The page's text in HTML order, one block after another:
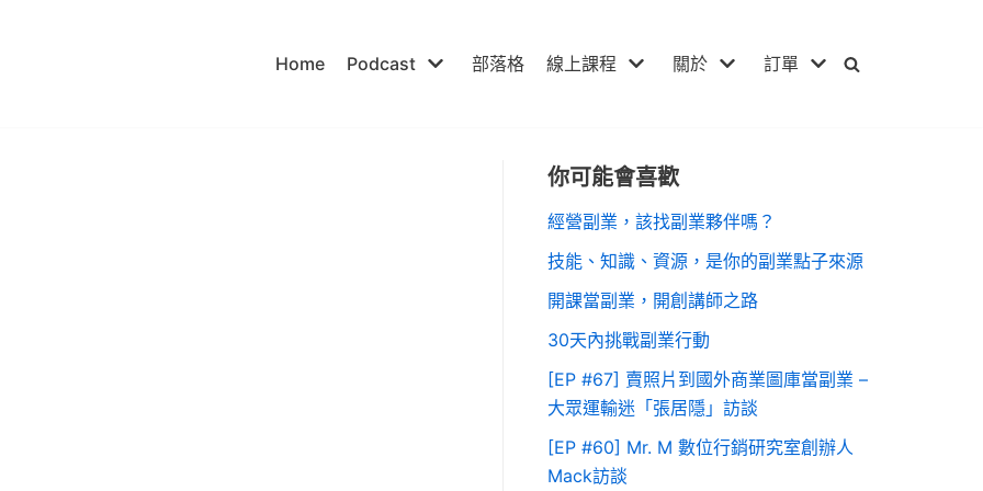
Home Podcast 部落格 線上課程 關於 訂單
你可能會喜歡
經營副業，該找副業夥伴嗎？
技能、知識、資源，是你的副業點子來源
開課當副業，開創講師之路
30天內挑戰副業行動
[EP #67] 賣照片到國外商業圖庫當副業 –
大眾運輸迷「張居隱」訪談
[EP #60] Mr. M 數位行銷研究室創辦人
Mack訪談